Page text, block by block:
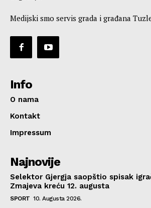
Medijski smo servis grada i građana
Info
O nama
Kontakt
Impressum
Najnovije
Selektor Gjergja saopštio spisak
Zmajeva kreću 12. augusta
SPORT 10. Augusta 2026.